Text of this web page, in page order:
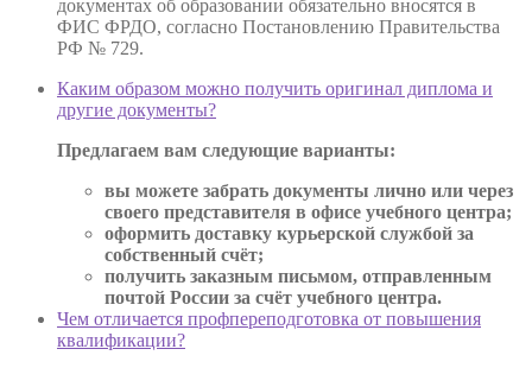
документах об образовании обязательно вносятся в
ФИС ФРДО, согласно Постановлению Правительства
РФ № 729.
Каким образом можно получить оригинал диплома и
другие документы?
Предлагаем вам следующие варианты:
вы можете забрать документы лично или через
своего представителя в офисе учебного центра;
оформить доставку курьерской службой за
собственный счёт;
получить заказным письмом, отправленным
почтой России за счёт учебного центра.
Чем отличается профпереподготовка от повышения
квалификации?